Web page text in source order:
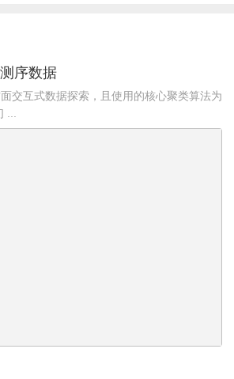
序数据
交互式数据探索，且使用的核心聚类算法为